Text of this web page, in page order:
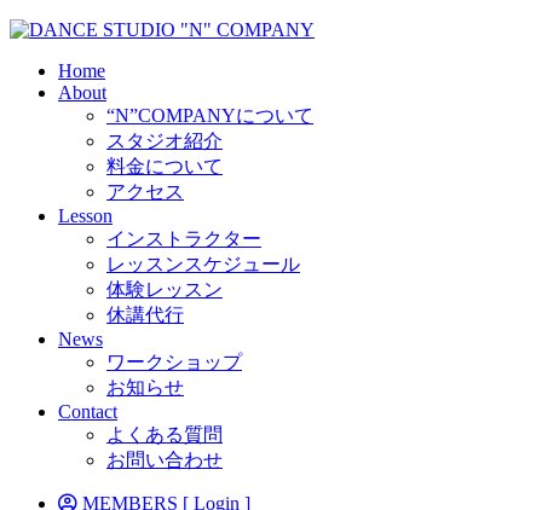
Home
About
“N”COMPANYについて
スタジオ紹介
料金について
アクセス
Lesson
インストラクター
レッスンスケジュール
体験レッスン
休講代行
News
ワークショップ
お知らせ
Contact
よくある質問
お問い合わせ
MEMBERS [ Login ]